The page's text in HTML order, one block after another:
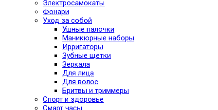
Электросамокаты
Фонари
Уход за собой
Ушные палочки
Маникюрные наборы
Ирригаторы
Зубные щетки
Зеркала
Для лица
Для волос
Бритвы и триммеры
Спорт и здоровье
Смарт часы